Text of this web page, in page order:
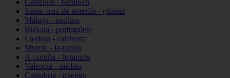
Castellón - benlloch
Santa-cruz-de-tenerife - güímar
Málaga - mollina
Bizkaia - portugalete
La-rioja - calahorra
Murcia - la-unión
A-coruña - betanzos
Valencia - mislata
Cantabria - miengo